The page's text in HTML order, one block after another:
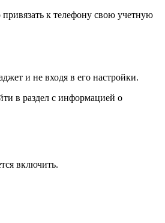
привязать к телефону свою учетную
и не входя в его настройки.
в раздел с информацией о
включить.